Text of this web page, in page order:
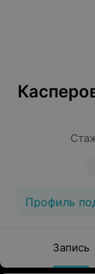
Профиль
Запись